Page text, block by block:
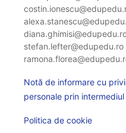
stefan.lefter@edupedu.ro
Notă de informare cu
personale prin
Politica de cookie